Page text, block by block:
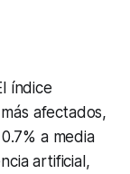
índice
afectados,
a media
artificial,